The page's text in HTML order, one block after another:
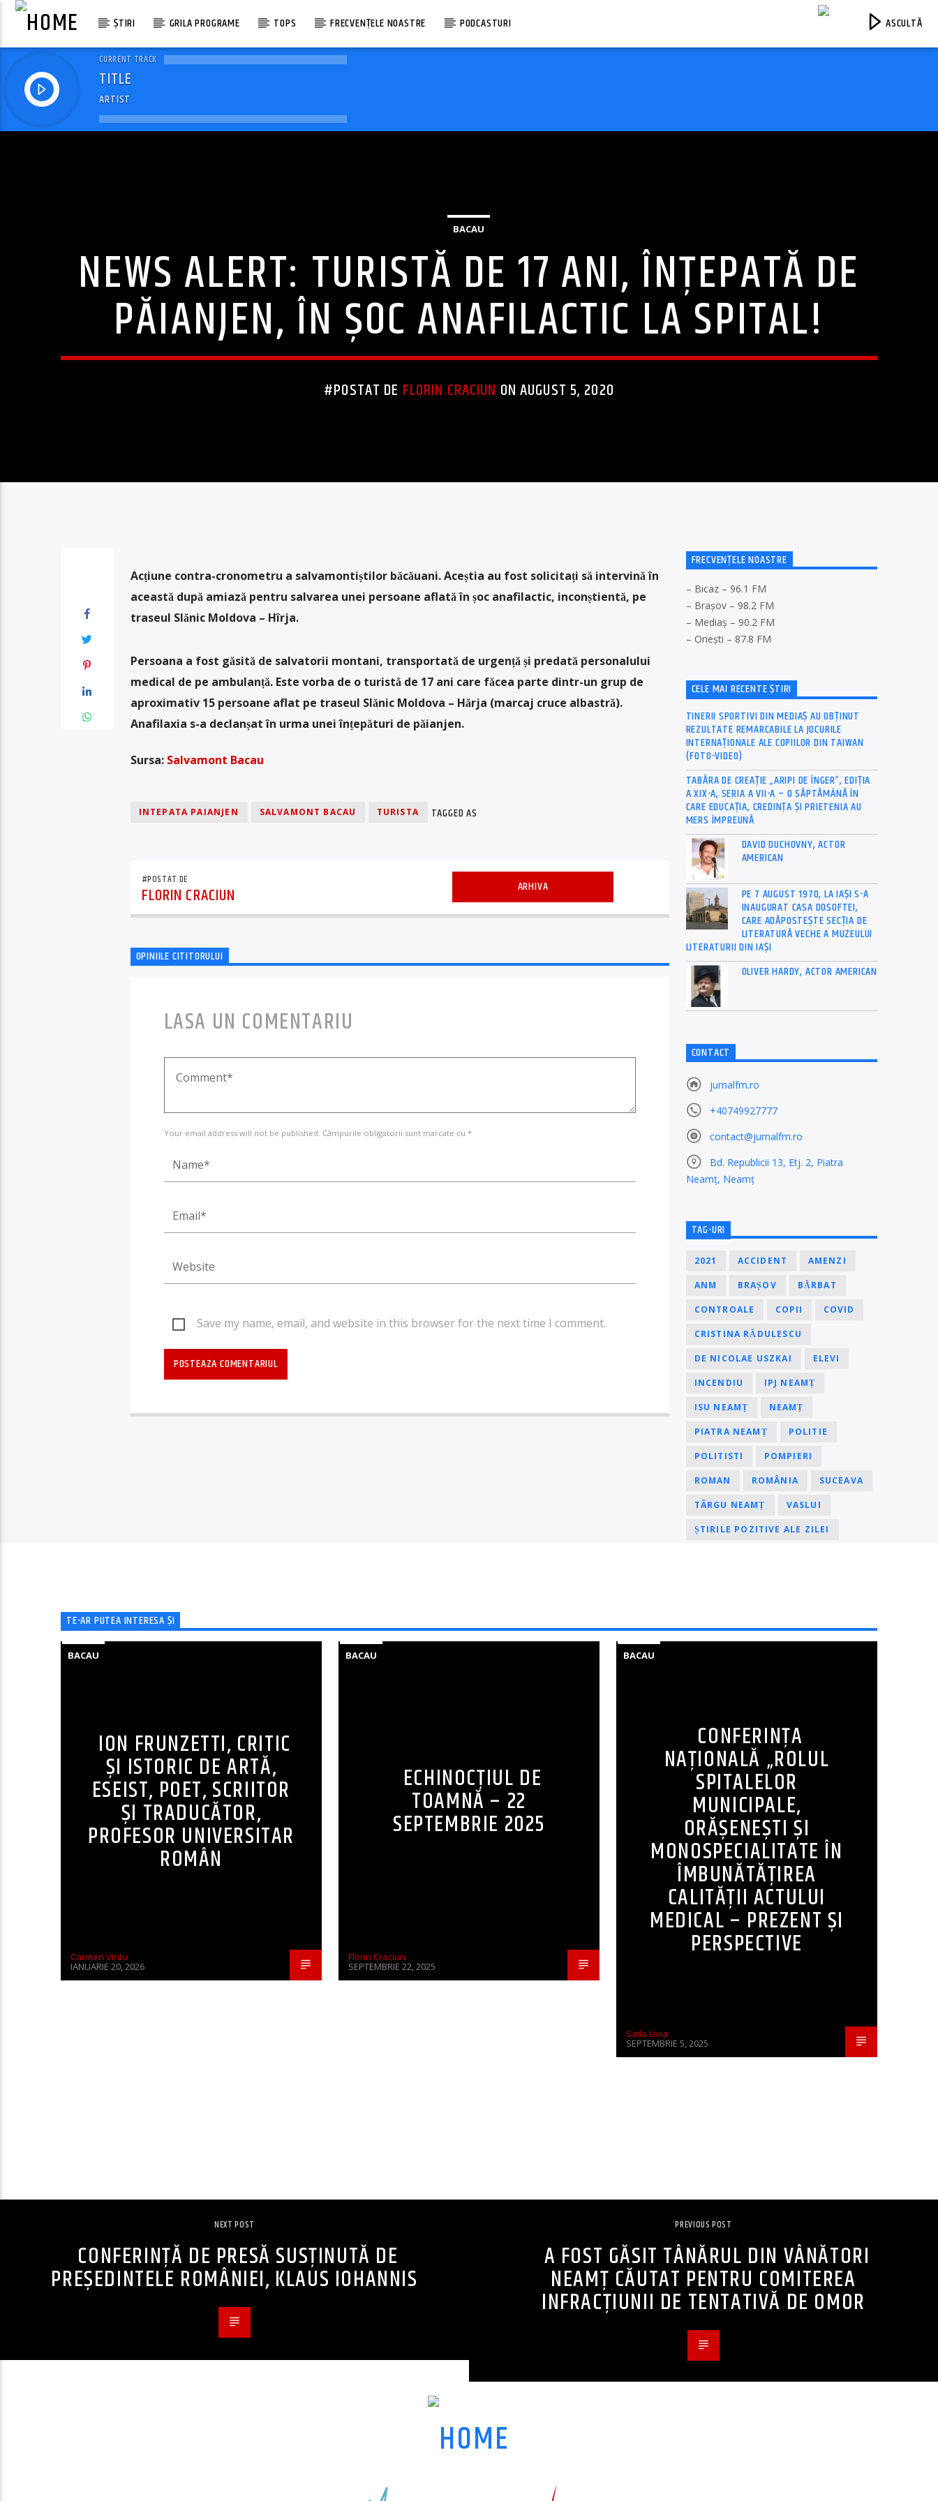
ȘTIRI GRILA PROGRAME TOPS FRECVENȚELE NOASTRE PODCASTURI ASCULTĂ
CURRENT TRACK
TITLE
ARTIST
BACAU
NEWS ALERT: TURISTĂ DE 17 ANI, ÎNȚEPATĂ DE
PĂIANJEN, ÎN ȘOC ANAFILACTIC LA SPITAL!
#POSTAT DE FLORIN CRACIUN ON AUGUST 5, 2020
Acțiune contra-cronometru a salvamontiștilor băcăuani. Aceștia au fost solicitați să intervină în
această după amiază pentru salvarea unei persoane aflată în șoc anafilactic, inconștientă, pe
traseul Slănic Moldova – Hîrja.
Persoana a fost găsită de salvatorii montani, transportată de urgență și predată personalului
medical de pe ambulanță. Este vorba de o turistă de 17 ani care făcea parte dintr-un grup de
aproximativ 15 persoane aflat pe traseul Slănic Moldova – Hărja (marcaj cruce albastră).
Anafilaxia s-a declanșat în urma unei înțepături de păianjen.
Sursa: Salvamont Bacau
TAGGED AS
INTEPATA PAIANJEN SALVAMONT BACAU TURISTA
#POSTAT DE
FLORIN CRACIUN ARHIVA
OPINIILE CITITORULUI
LASA UN COMENTARIU
Your email address will not be published. Câmpurile obligatorii sunt marcate cu *
Save my name, email, and website in this browser for the next time I comment.
FRECVENȚELE NOASTRE
– Bicaz – 96.1 FM
– Brașov – 98.2 FM
– Mediaș – 90.2 FM
– Onești – 87.8 FM
CELE MAI RECENTE ȘTIRI
TINERII SPORTIVI DIN MEDIAȘ AU OBȚINUT
REZULTATE REMARCABILE LA JOCURILE
INTERNAȚIONALE ALE COPIILOR DIN TAIWAN
(FOTO-VIDEO)
TABĂRA DE CREAȚIE „ARIPI DE ÎNGER”, EDIȚIA
A XIX-A, SERIA A VII-A – O SĂPTĂMÂNĂ ÎN
CARE EDUCAȚIA, CREDINȚA ȘI PRIETENIA AU
MERS ÎMPREUNĂ
DAVID DUCHOVNY, ACTOR
AMERICAN
PE 7 AUGUST 1970, LA IAŞI S-A
INAUGURAT CASA DOSOFTEI,
CARE ADĂPOSTEŞTE SECŢIA DE
LITERATURĂ VECHE A MUZEULUI
LITERATURII DIN IAŞI
OLIVER HARDY, ACTOR AMERICAN
CONTACT
jurnalfm.ro
+40749927777
contact@jurnalfm.ro
Bd. Republicii 13, Etj. 2, Piatra
Neamț, Neamț
TAG-URI
2021 ACCIDENT AMENZI
ANM BRAȘOV BĂRBAT
CONTROALE COPII COVID
CRISTINA RĂDULESCU
DE NICOLAE USZKAI ELEVI
INCENDIU IPJ NEAMȚ
ISU NEAMȚ NEAMȚ
PIATRA NEAMȚ POLITIE
POLITISTI POMPIERI
ROMAN ROMÂNIA SUCEAVA
TÂRGU NEAMȚ VASLUI
ȘTIRILE POZITIVE ALE ZILEI
TE-AR PUTEA INTERESA ȘI
BACAU
ION FRUNZETTI, CRITIC
ȘI ISTORIC DE ARTĂ,
ESEIST, POET, SCRIITOR
ȘI TRADUCĂTOR,
PROFESOR UNIVERSITAR
ROMÂN
Carmen Vintu
IANUARIE 20, 2026
BACAU
ECHINOCȚIUL DE
TOAMNĂ – 22
SEPTEMBRIE 2025
Florin Craciun
SEPTEMBRIE 22, 2025
BACAU
CONFERINȚA
NAȚIONALĂ „ROLUL
SPITALELOR
MUNICIPALE,
ORĂȘENEȘTI ȘI
MONOSPECIALITATE ÎN
ÎMBUNĂTĂȚIREA
CALITĂȚII ACTULUI
MEDICAL – PREZENT ȘI
PERSPECTIVE
Saila Livia
SEPTEMBRIE 5, 2025
NEXT POST
CONFERINȚĂ DE PRESĂ SUSȚINUTĂ DE
PREȘEDINTELE ROMÂNIEI, KLAUS IOHANNIS
PREVIOUS POST
A FOST GĂSIT TÂNĂRUL DIN VÂNĂTORI
NEAMŢ CĂUTAT PENTRU COMITEREA
INFRACŢIUNII DE TENTATIVĂ DE OMOR